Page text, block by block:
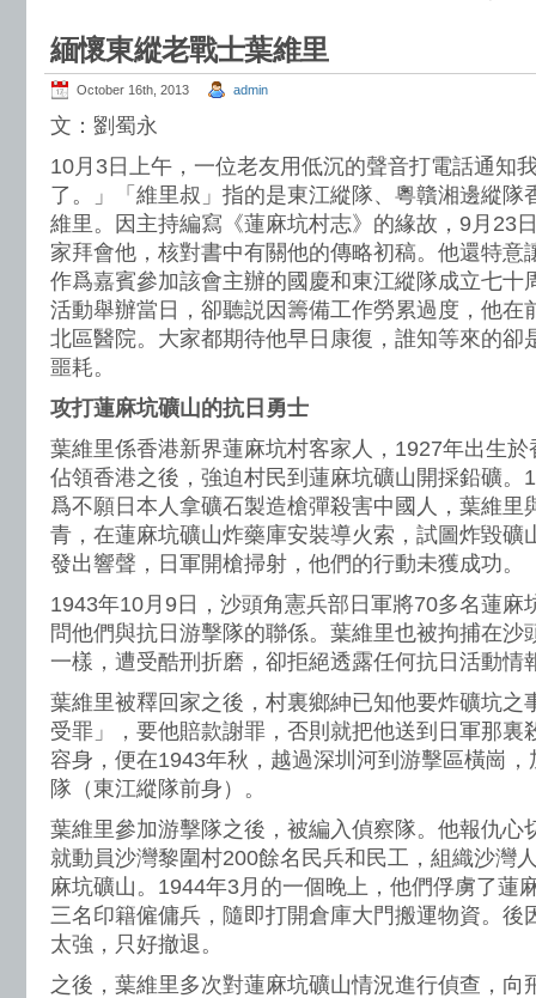
緬懷東縱老戰士葉維里
October 16th, 2013 admin
文：劉蜀永
10月3日上午，一位老友用低沉的聲音打電話通知
了。」「維里叔」指的是東江縱隊、粵贛湘邊縱隊
維里。因主持編寫《蓮麻坑村志》的緣故，9月23
家拜會他，核對書中有關他的傳略初稿。他還特意
作爲嘉賓參加該會主辦的國慶和東江縱隊成立七十
活動舉辦當日，卻聽説因籌備工作勞累過度，他在
北區醫院。大家都期待他早日康復，誰知等來的卻
噩耗。
攻打蓮麻坑礦山的抗日勇士
葉維里係香港新界蓮麻坑村客家人，1927年出生
佔領香港之後，強迫村民到蓮麻坑礦山開採鉛礦。
爲不願日本人拿礦石製造槍彈殺害中國人，葉維里
青，在蓮麻坑礦山炸藥庫安裝導火索，試圖炸毀礦
發出響聲，日軍開槍掃射，他們的行動未獲成功。
1943年10月9日，沙頭角憲兵部日軍將70多名蓮麻
問他們與抗日游擊隊的聯係。葉維里也被拘捕在沙
一樣，遭受酷刑折磨，卻拒絕透露任何抗日活動情
葉維里被釋回家之後，村裏鄉紳已知他要炸礦坑之
受罪」，要他賠款謝罪，否則就把他送到日軍那裏
容身，便在1943年秋，越過深圳河到游擊區橫崗
隊（東江縱隊前身）。
葉維里參加游擊隊之後，被編入偵察隊。他報仇心
就動員沙灣黎圍村200餘名民兵和民工，組織沙灣
麻坑礦山。1944年3月的一個晚上，他們俘虜了蓮
三名印籍僱傭兵，隨即打開倉庫大門搬運物資。後
太強，只好撤退。
之後，葉維里多次對蓮麻坑礦山情況進行偵查，向